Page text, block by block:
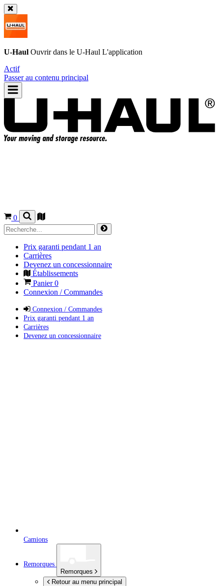
U-Haul Ouvrir dans le U-Haul L'application
Actif
Passer au contenu principal
0
Prix garanti pendant 1 an
Carrières
Devenez un concessionnaire
Établissements
Panier0
Connexion / Commandes
Connexion / Commandes
Prix garanti pendant 1 an
Carrières
Devenez un concessionnaire
Camions
Remorques
Remorques
Retour au menu principal